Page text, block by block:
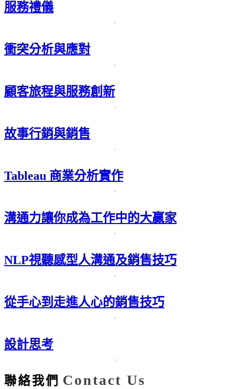
服務禮儀
衝突分析與應對
顧客旅程與服務創新
故事行銷與銷售
Tableau 商業分析實作
溝通力讓你成為工作中的大贏家
NLP視聽感型人溝通及銷售技巧
從手心到走進人心的銷售技巧
設計思考
聯絡我們 Contact Us